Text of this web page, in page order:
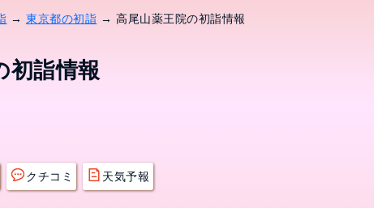
→東京都の初詣 → 高尾山薬王院の初詣情報
初詣情報
クチコミ 天気予報